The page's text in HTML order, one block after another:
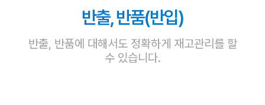
반출, 반품(반입)
반출, 반품에 대해서도 정확하게 재고관리를 할
수 있습니다.